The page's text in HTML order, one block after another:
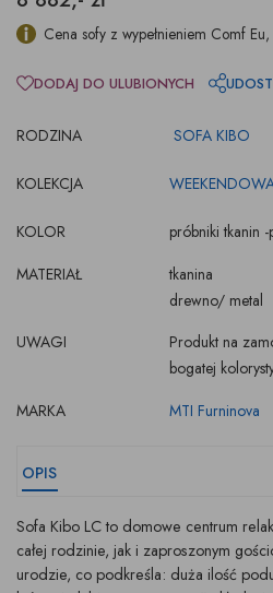
Cena sofy z wypełnieniem Comf
RODZINA SOFA KIBO
KOLEKCJA
KOLOR
próbniki tkanin
MATERIAŁ
tkanina
drewno/ metal
UWAGI
Produkt na
bogatej
MARKA
MTI Furninova
DODAJ DO ULUBIONYCH
OPIS
Sofa Kibo LC to domowe centrum
całej rodzinie, jak i zaproszonym
urodzie, co podkreśla: duża ilość